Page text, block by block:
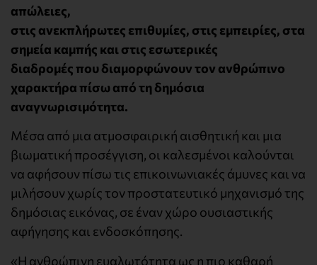
απώλειες,
στις ανεκπλήρωτες επιθυμίες, στις εμπειρίες, στα
σημεία καμπής και στις εσωτερικές
διαδρομές που διαμορφώνουν τον ανθρώπινο
χαρακτήρα πίσω από τη δημόσια
αναγνωρισιμότητα.
Μέσα από μια ατμοσφαιρική αισθητική και μια
βιωματική προσέγγιση, οι καλεσμένοι καλούνται
να αφήσουν πίσω τις επικοινωνιακές άμυνες και να
μιλήσουν χωρίς τον προστατευτικό μηχανισμό της
δημόσιας εικόνας, σε έναν χώρο ουσιαστικής
αφήγησης και ενδοσκόπησης.
«Η ανθρώπινη ευαλωτότητα ως η πιο καθαρή